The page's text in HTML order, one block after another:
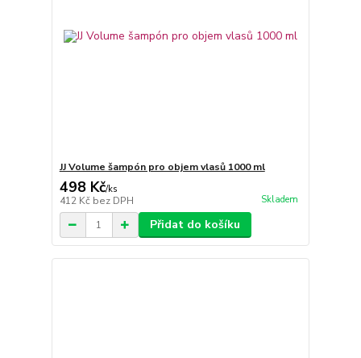
JJ Volume šampón pro objem vlasů 1000 ml
498 Kč/ks
412 Kč bez DPH Skladem
Přidat do košíku